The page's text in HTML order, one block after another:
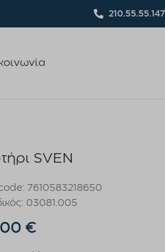
SVEN
7610583218650
03081.005
€